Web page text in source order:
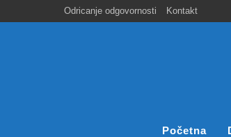
Odricanje odgovornosti Kontakt
Početna